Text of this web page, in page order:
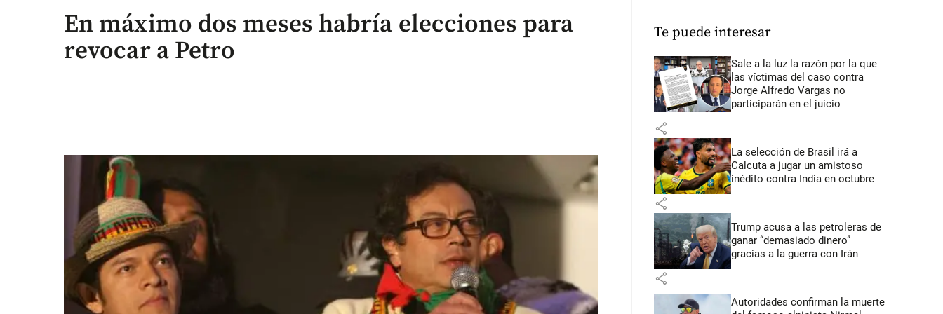
En máximo dos meses habría elecciones para
revocar a Petro
Te puede interesar
Sale a la luz la razón por la que
las víctimas del caso contra
Jorge Alfredo Vargas no
participarán en el juicio
share
La selección de Brasil irá a
Calcuta a jugar un amistoso
inédito contra India en octubre
share
Trump acusa a las petroleras de
ganar “demasiado dinero”
gracias a la guerra con Irán
share
Autoridades confirman la muerte